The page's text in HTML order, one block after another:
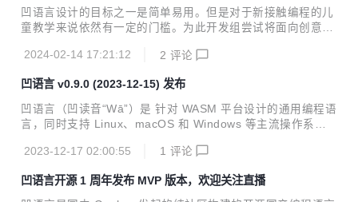
g/
凹语言设计的目标之一是简单易用。但是对于新接触编程的儿
童教学来说依然有一定的门槛。为此开发组尝试将面向创意编
现一些简单的互动创意设计。 下面是来自杭州一小学三年级小
电脑，编译并执行的效果如下： 程序本身也非常简单：首先通
过 import 引入 P5 包；然后在 init 初始化一个长宽都是400的
画布并设置一个灰色背景色；Draw 函数负责每一帧的绘制，
年级的小学生通过一个绘制线段的程序互动的效果： 目前 ...
2024-02-14 17:21:12 2 评论
凹语言 v0.9.0 (2023-12-15) 发布
凹语言（凹读音“Wā”）是 针对 WASM 平台设计的通用编程语
言，同时支持 Linux、macOS 和 Windows 等主流操作系统
被嵌入脚本模式执行。 凹语言是国内 Gopher 发起的纯社区
助）。同时凹语言也是国内第一个实现纯浏览器内编译、执行
2023-12-17 02:00:55 1 评论
凹语言开源 1 周年发布 MVP 版本，欢迎关注直播